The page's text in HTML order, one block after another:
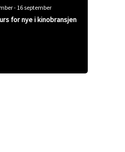
- 16 september
for nye i kinobransjen